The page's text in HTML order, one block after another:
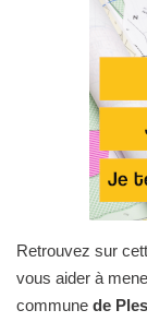
Retrouvez sur
vous aider à
commune de